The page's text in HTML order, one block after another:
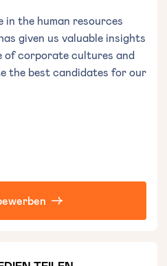
in the human resources
given us valuable insights
of corporate cultures and
the best candidates for our